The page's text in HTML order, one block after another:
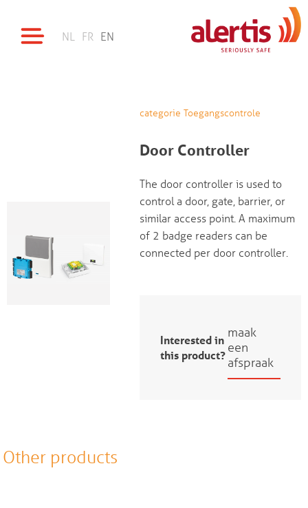
NL FR EN
categorie Toegangscontrole
Door Controller
The door controller is used to
control a door, gate, barrier, or
similar access point. A maximum
of 2 badge readers can be
connected per door controller.
Interested in
this product?
maak
een
afspraak
Other products